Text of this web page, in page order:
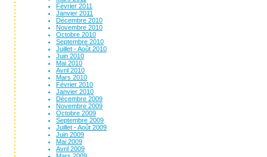
Février 2011
Janvier 2011
Décembre 2010
Novembre 2010
Octobre 2010
Septembre 2010
Juillet - Août 2010
Juin 2010
Mai 2010
Avril 2010
Mars 2010
Février 2010
Janvier 2010
Décembre 2009
Novembre 2009
Octobre 2009
Septembre 2009
Juillet - Août 2009
Juin 2009
Mai 2009
Avril 2009